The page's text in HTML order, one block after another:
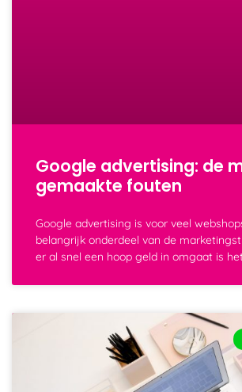
Google advertising: de
gemaakte fouten
Google advertising is voor veel
belangrijk onderdeel van de
er al snel een hoop geld in omgaat is